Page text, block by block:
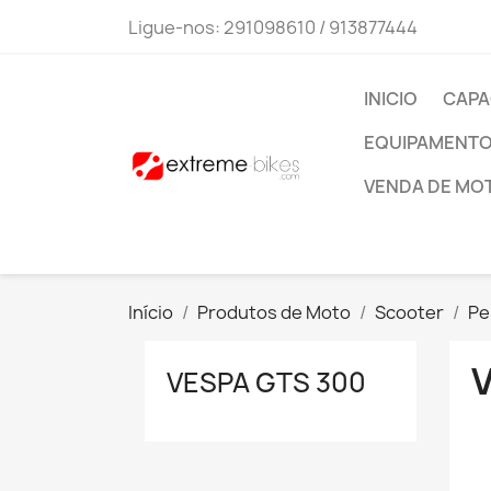
Ligue-nos: 291098610 / 913877444
INICIO
VENDA DE
Início Produtos de Moto Scooter
VESPA GTS 300